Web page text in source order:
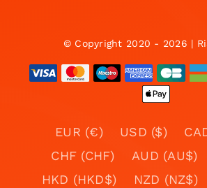
© Copyright 2020 - 2026 |
EUR (€) USD ($)
CHF (CHF)
AUD (AU$)
HKD (HKD$)
NZD (NZ$)